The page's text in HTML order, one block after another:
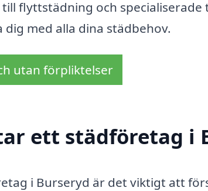
flyttstädning och
med alla dina städbehov.
utan förpliktelser
ett städföretag i
i Burseryd är det viktigt att